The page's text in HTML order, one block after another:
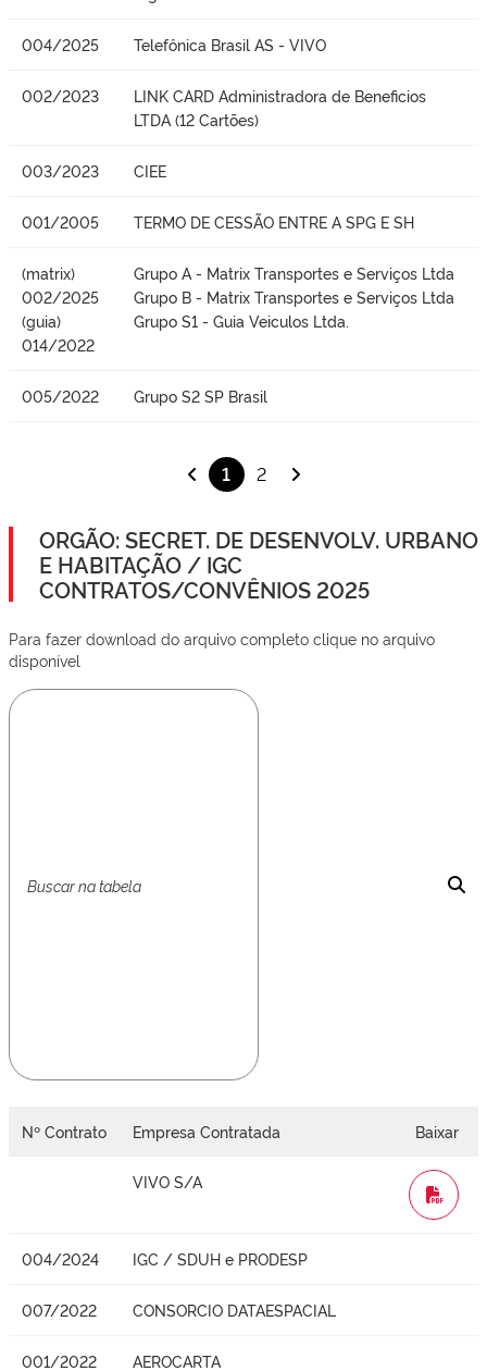
004/2025 Telefônica Brasil AS - VIVO
002/2023
LINK CARD Administradora de Beneficios
LTDA (12 Cartões)
003/2023 CIEE
001/2005 TERMO DE CESSÃO ENTRE A SPG E SH
(matrix)
002/2025
(guia)
014/2022
Grupo A - Matrix Transportes e Serviços Ltda
Grupo B - Matrix Transportes e Serviços Ltda
Grupo S1 - Guia Veiculos Ltda.
005/2022 Grupo S2 SP Brasil
1 2
ORGÃO: SECRET. DE DESENVOLV. URBANO
E HABITAÇÃO / IGC
CONTRATOS/CONVÊNIOS 2025
Para fazer download do arquivo completo clique no arquivo
disponível
Nº Contrato Empresa Contratada Baixar
VIVO S/A
WORD
004/2024 IGC / SDUH e PRODESP
007/2022 CONSORCIO DATAESPACIAL
001/2022 AEROCARTA